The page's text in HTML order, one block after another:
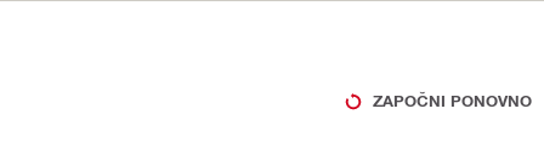
ZAPOČNI PONOVNO